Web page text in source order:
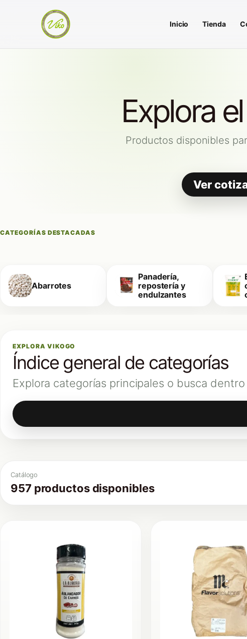
Inicio Tienda
Explora
Productos disponibles
Ver
CATEGORÍAS DESTACADAS
Abarrotes
Panadería,
repostería y
endulzantes
EXPLORA VIKOGO
Índice general de categorías
Explora categorías principales o busca
Catálogo
957 productos disponibles